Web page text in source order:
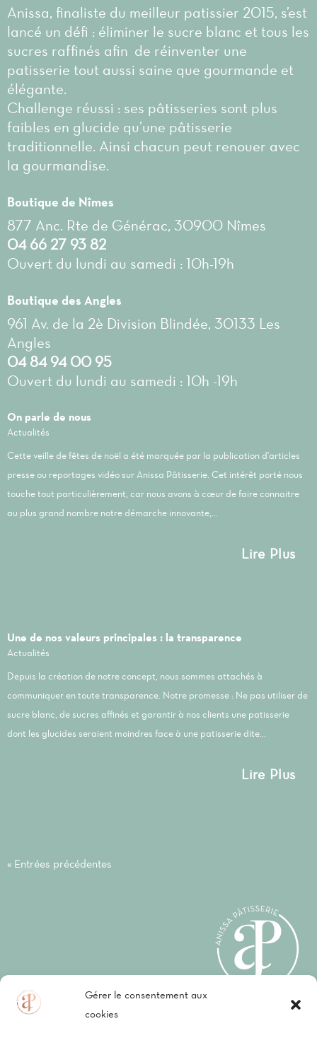
Gérer le consentement aux
cookies
Anissa, finaliste du meilleur patissier 2015, s’est
lancé un défi : éliminer le sucre blanc et tous les
sucres raffinés afin de réinventer une
patisserie tout aussi saine que gourmande et
élégante.
Challenge réussi : ses pâtisseries sont plus
faibles en glucide qu’une pâtisserie
traditionnelle. Ainsi chacun peut renouer avec
la gourmandise.
Boutique de Nîmes
877 Anc. Rte de Générac, 30900 Nîmes
04 66 27 93 82
Ouvert du lundi au samedi : 10h-19h
Boutique des Angles
961 Av. de la 2è Division Blindée, 30133 Les
Angles
04 84 94 00 95
Ouvert du lundi au samedi : 10h -19h
On parle de nous
Actualités
Cette veille de fêtes de noël a été marquée par la publication d'articles
presse ou reportages vidéo sur Anissa Pâtisserie. Cet intérêt porté nous
touche tout particulièrement, car nous avons à cœur de faire connaitre
au plus grand nombre notre démarche innovante,...
Lire Plus
Une de nos valeurs principales : la transparence
Actualités
Depuis la création de notre concept, nous sommes attachés à
communiquer en toute transparence. Notre promesse : Ne pas utiliser de
sucre blanc, de sucres affinés et garantir à nos clients une patisserie
dont les glucides seraient moindres face à une patisserie dite...
Lire Plus
« Entrées précédentes